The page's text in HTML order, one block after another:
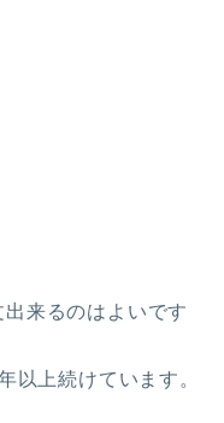
来るのはよいです
以上続けています。